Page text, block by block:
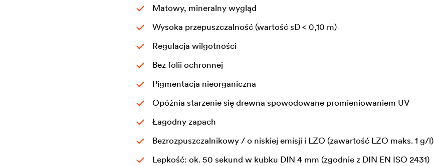
Matowy, mineralny wygląd
Wysoka przepuszczalność (wartość sD < 0,10 m)
Regulacja wilgotności
Bez folii ochronnej
Pigmentacja nieorganiczna
Opóźnia starzenie się drewna spowodowane promieniowaniem UV
Łagodny zapach
Bezrozpuszczalnikowy / o niskiej emisji i LZO (zawartość LZO maks. 1 g/l)
Lepkość: ok. 50 sekund w kubku DIN 4 mm (zgodnie z DIN EN ISO 2431)